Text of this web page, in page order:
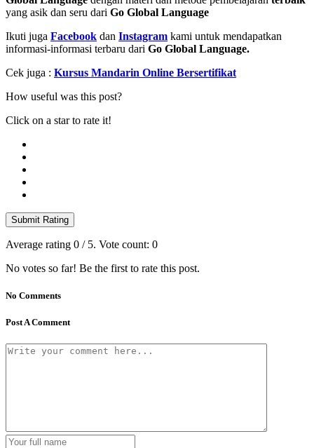
yang asik dan seru dari Go Global Language
Ikuti juga Facebook dan Instagram kami untuk mendapatkan
informasi-informasi terbaru dari Go Global Language.
Cek juga : Kursus Mandarin Online Bersertifikat
How useful was this post?
Click on a star to rate it!
Submit Rating
Average rating 0 / 5. Vote count: 0
No votes so far! Be the first to rate this post.
No Comments
Post A Comment